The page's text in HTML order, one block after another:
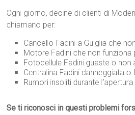
Ogni giorno, decine di clienti di
chiamano per:
Cancello Fadini a Guiglia che
Motore Fadini che non funziona
Fotocellule Fadini guaste o non
Centralina Fadini danneggiata o
Rumori insoliti durante
Se ti riconosci in questi problemi